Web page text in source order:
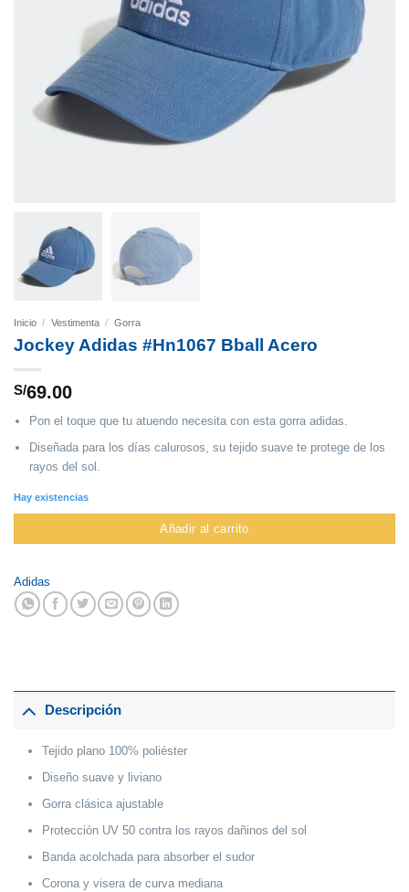
Inicio / Vestimenta / Gorra
Jockey Adidas #Hn1067 Bball Acero
S/69.00
Pon el toque que tu atuendo necesita con esta gorra adidas.
Diseñada para los días calurosos, su tejido suave te protege de los
rayos del sol.
Hay existencias
Añadir al carrito
Adidas
Descripción
Tejido plano 100% poliéster
Diseño suave y liviano
Gorra clásica ajustable
Protección UV 50 contra los rayos dañinos del sol
Banda acolchada para absorber el sudor
Corona y visera de curva mediana